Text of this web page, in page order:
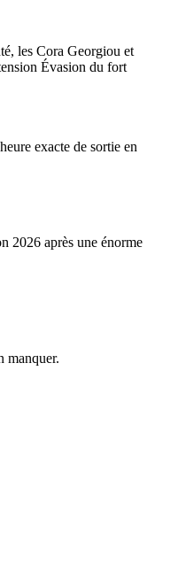
les Cora Georgiou et
Évasion du fort
exacte de sortie en
2026 après une énorme
manquer.